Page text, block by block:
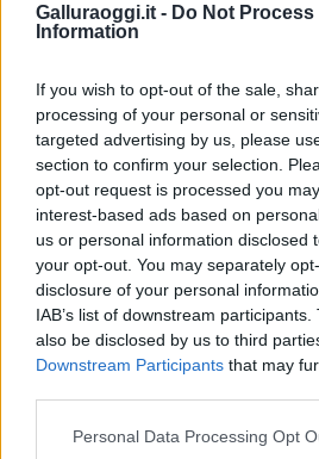
Galluraoggi.it - Do Not Process
Information
If you wish to opt-out of the sale,
processing of your personal or
targeted advertising by us, please
section to confirm your selection.
opt-out request is processed you
interest-based ads based on
us or personal information disclosed
your opt-out. You may separately
disclosure of your personal
IAB’s list of downstream
also be disclosed by us to third
Downstream Participants that may
Please note that this website/app
Personal Data Processing Opt
Sei già abbonato?
Puoi effettuare l'accesso
sezioneLogindal menù
cliccandoqui
TEMI: Casa Inagibile Olbia
Comune Olbia
Inviaci le tue
i tuoi video e
Su WhatsApp